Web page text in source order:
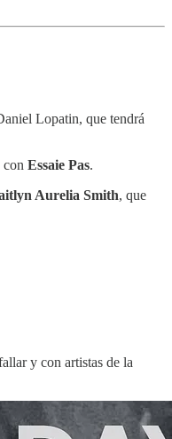
Lopatin, que tendrá
con Essaie Pas.
Aurelia Smith, que
y con artistas de la